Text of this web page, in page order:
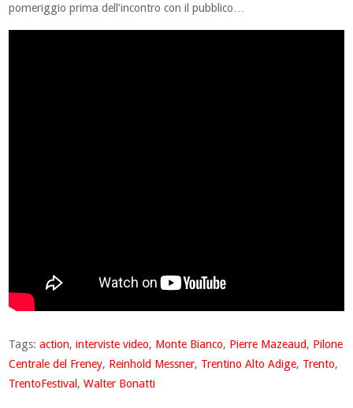
pomeriggio prima dell’incontro con il pubblico…
Tags:action,interviste video, Monte Bianco, Pierre Mazeaud, Pilone
Centrale del Freney, Reinhold Messner, Trentino Alto Adige, Trento,
TrentoFestival ,Walter Bonatti